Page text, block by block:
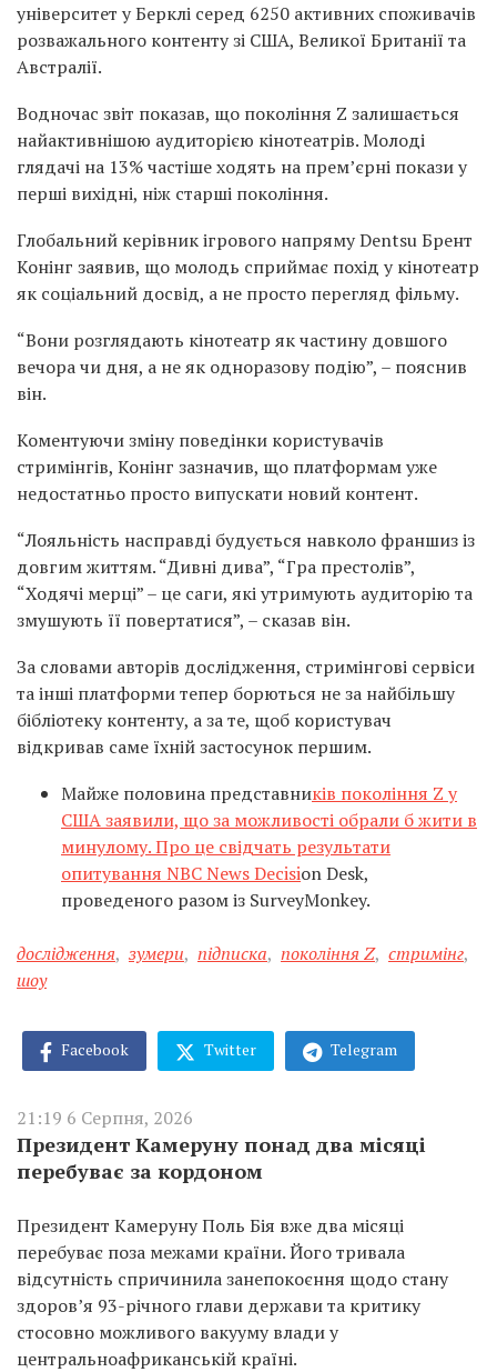
університет у Берклі серед 6250 активних споживачів
розважального контенту зі США, Великої Британії та
Австралії.
Водночас звіт показав, що покоління Z залишається
найактивнішою аудиторією кінотеатрів. Молоді
глядачі на 13% частіше ходять на прем’єрні покази у
перші вихідні, ніж старші покоління.
Глобальний керівник ігрового напряму Dentsu Брент
Конінг заявив, що молодь сприймає похід у кінотеатр
як соціальний досвід, а не просто перегляд фільму.
“Вони розглядають кінотеатр як частину довшого
вечора чи дня, а не як одноразову подію”, – пояснив
він.
Коментуючи зміну поведінки користувачів
стримінгів, Конінг зазначив, що платформам уже
недостатньо просто випускати новий контент.
“Лояльність насправді будується навколо франшиз із
довгим життям. “Дивні дива”, “Гра престолів”,
“Ходячі мерці” – це саги, які утримують аудиторію та
змушують її повертатися”, – сказав він.
За словами авторів дослідження, стримінгові сервіси
та інші платформи тепер борються не за найбільшу
бібліотеку контенту, а за те, щоб користувач
відкривав саме їхній застосунок першим.
Майже половина представників покоління Z у
США заявили, що за можливості обрали б жити в
минулому. Про це свідчать результати
опитування NBC News Decision Desk,
проведеного разом із SurveyMonkey.
дослідження, зумери, підписка, покоління Z, стримінг,
шоу
Facebook Twitter Telegram
21:19 6 Серпня, 2026
Президент Камеруну понад два місяці
перебуває за кордоном
Президент Камеруну Поль Бія вже два місяці
перебуває поза межами країни. Його тривала
відсутність спричинила занепокоєння щодо стану
здоров’я 93-річного глави держави та критику
стосовно можливого вакууму влади у
центральноафриканській країні.